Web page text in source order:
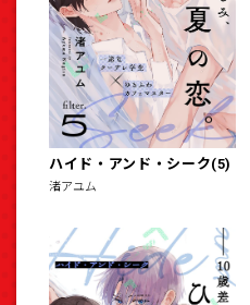
ハイド・アンド・シーク(5)
渚アユム